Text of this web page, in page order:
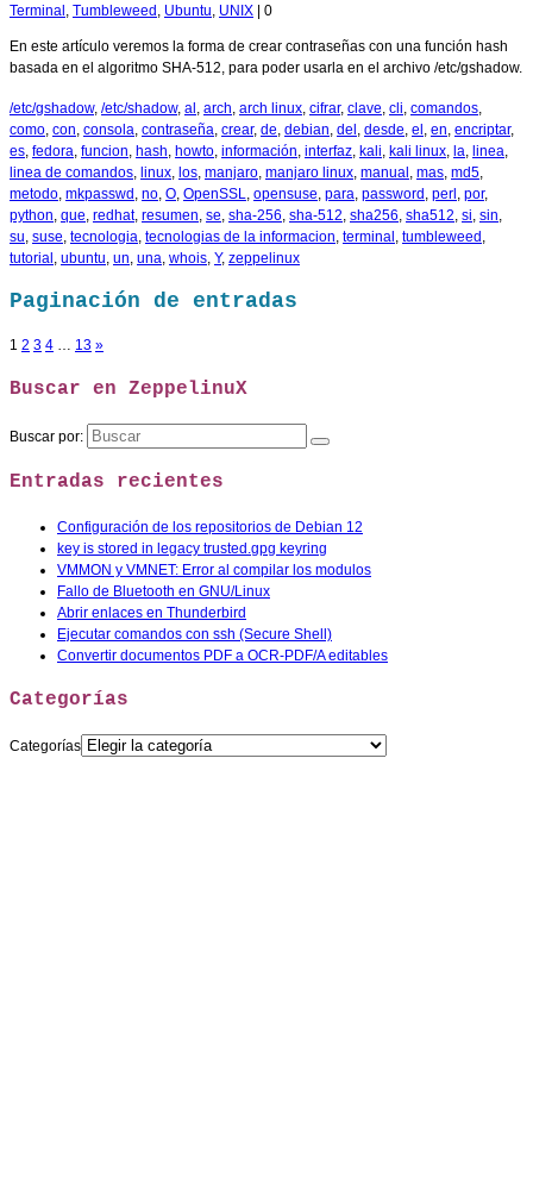
Terminal , Tumbleweed , Ubuntu, UNIX 0
En este artículo veremos la forma de crear contraseñas con una función hash
basada en el algoritmo SHA-512, para poder usarla en el archivo /etc/gshadow.
/etc/gshadow, /etc/shadow, al , arch, arch linux, cifrar, clave, cli, comandos,
como, con, consola, contraseña, crear, de, debian, del , desde, el , en, encriptar,
es, fedora, funcion, hash, howto, información, interfaz, kali, kali linux, la, linea,
linea de comandos, linux, los, manjaro, manjaro linux, manual , mas, md5,
metodo, mkpasswd , no, O, OpenSSL, opensuse, para, password , perl , por,
python, que, redhat, resumen, se, sha-256, sha-512, sha256, sha512, si, sin,
su, suse, tecnologia, tecnologias de la informacion, terminal , tumbleweed ,
tutorial , ubuntu, un, una, whois, Y, zeppelinux
Paginación de entradas
1 2 3 4 13 »
Buscar en ZeppelinuX
Buscar por:
Entradas recientes
Configuración de los repositorios de Debian 12
key is stored in legacy trusted.gpg keyring
VMMON y VMNET: Error al compilar los modulos
Fallo de Bluetooth en GNU/Linux
Abrir enlaces en Thunderbird
Ejecutar comandos con ssh (Secure Shell)
Convertir documentos PDF a OCR-PDF/A editables
Categorías
Categorías